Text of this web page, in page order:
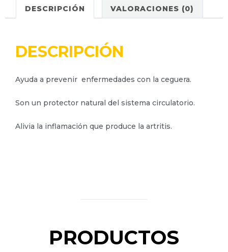
DESCRIPCIÓN VALORACIONES (0)
DESCRIPCIÓN
Ayuda a prevenir enfermedades con la ceguera.
Son un protector natural del sistema circulatorio.
Alivia la inflamación que produce la artritis.
PRODUCTOS